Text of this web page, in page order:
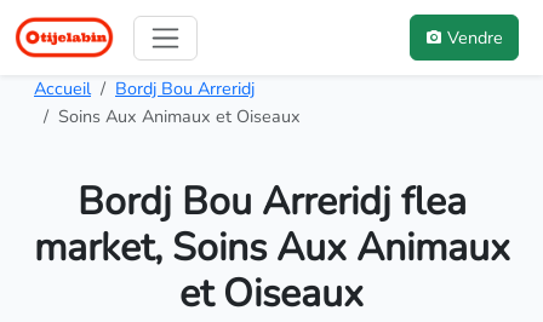
Vendre
Accueil
Bordj Bou Arreridj
Soins Aux Animaux et Oiseaux
Bordj Bou Arreridj flea
market, Soins Aux Animaux
et Oiseaux